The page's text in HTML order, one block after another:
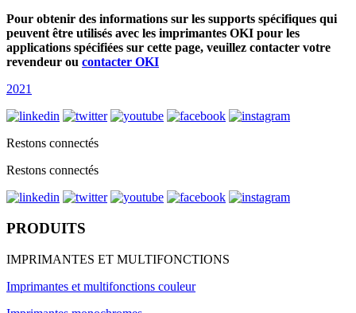
Pour obtenir des informations sur les supports spécifiques qui
peuvent être utilisés avec les imprimantes OKI pour les
applications spécifiées sur cette page, veuillez contacter votre
revendeur ou contacter OKI
2021
Restons connectés
Restons connectés
PRODUITS
IMPRIMANTES ET MULTIFONCTIONS
Imprimantes et multifonctions couleur